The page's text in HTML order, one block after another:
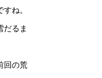
ね。
だるま
回の荒